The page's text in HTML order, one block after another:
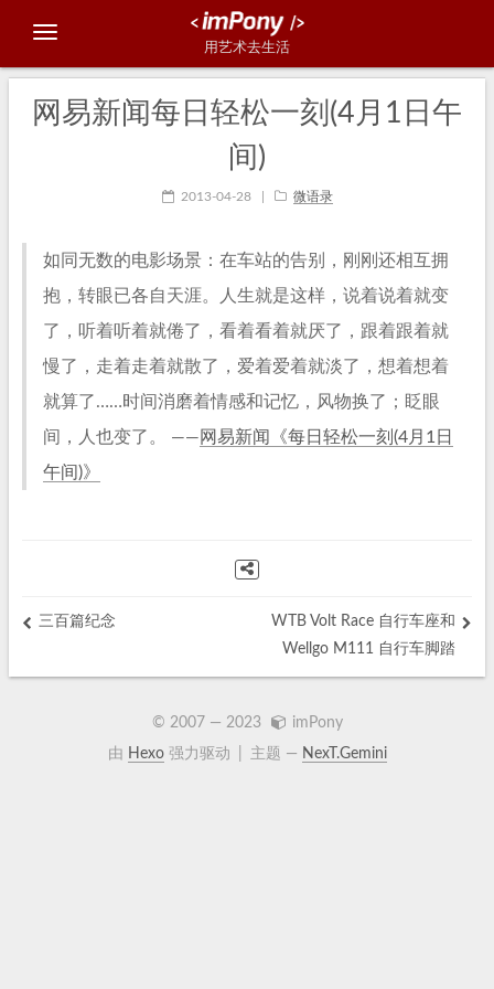
用艺术去生活
网易新闻每日轻松一刻(4月1日午
间)
2013-04-28 微语录
如同无数的电影场景：在车站的告别，刚刚还相互拥
抱，转眼已各自天涯。人生就是这样，说着说着就变
了，听着听着就倦了，看着看着就厌了，跟着跟着就
慢了，走着走着就散了，爱着爱着就淡了，想着想着
就算了……时间消磨着情感和记忆，风物换了；眨眼
间，人也变了。 ——网易新闻《每日轻松一刻(4月1日
午间)》
三百篇纪念
WTB Volt Race 自行车座和
Wellgo M111 自行车脚踏
© 2007 — 2023
imPony
由 Hexo强力驱动 主题 — NexT.Gemini